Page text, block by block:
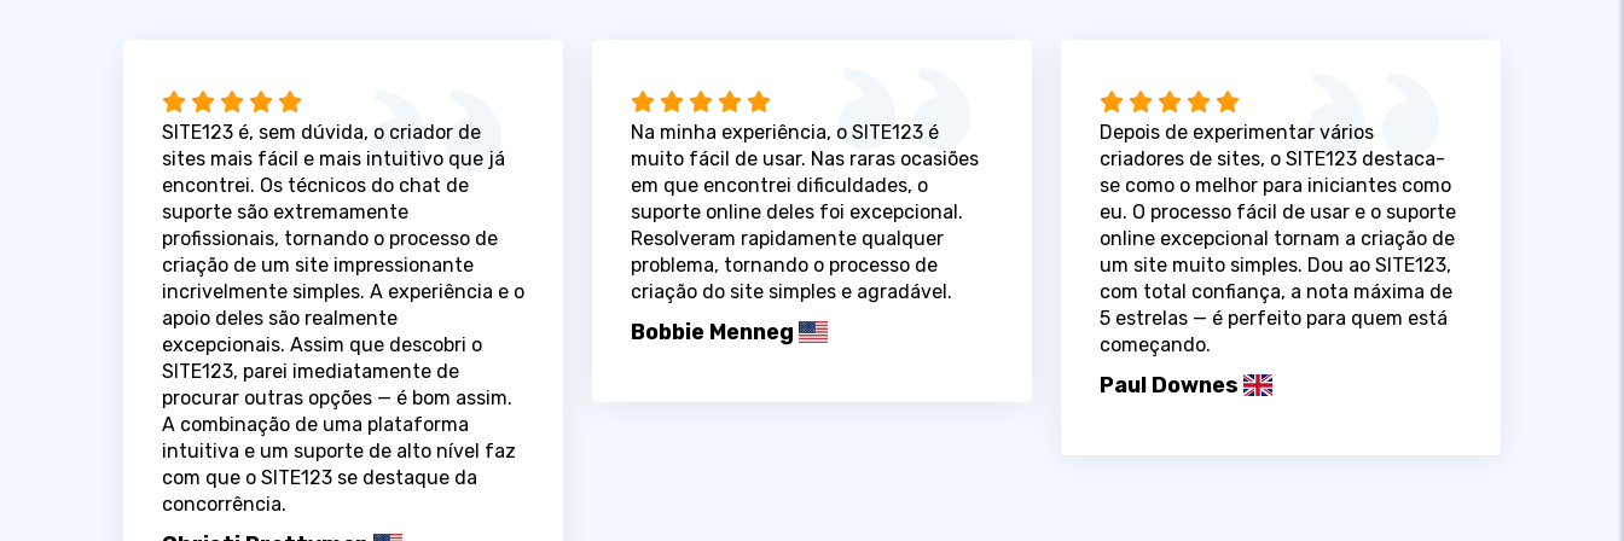
SITE123 é, sem dúvida, o criador de
sites mais fácil e mais intuitivo que já
encontrei. Os técnicos do chat de
suporte são extremamente
profissionais, tornando o processo de
criação de um site impressionante
incrivelmente simples. A experiência e o
apoio deles são realmente
excepcionais. Assim que descobri o
SITE123, parei imediatamente de
procurar outras opções — é bom assim.
A combinação de uma plataforma
intuitiva e um suporte de alto nível faz
com que o SITE123 se destaque da
concorrência.
Na minha experiência, o SITE123 é
muito fácil de usar. Nas raras ocasiões
em que encontrei dificuldades, o
suporte online deles foi excepcional.
Resolveram rapidamente qualquer
problema, tornando o processo de
criação do site simples e agradável.
Bobbie Menneg
Depois de experimentar vários
criadores de sites, o SITE123 destaca-
se como o melhor para iniciantes como
eu. O processo fácil de usar e o suporte
online excepcional tornam a criação de
um site muito simples. Dou ao SITE123,
com total confiança, a nota máxima de
5 estrelas — é perfeito para quem está
começando.
Paul Downes